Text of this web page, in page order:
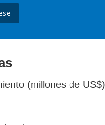
(millones de US$)